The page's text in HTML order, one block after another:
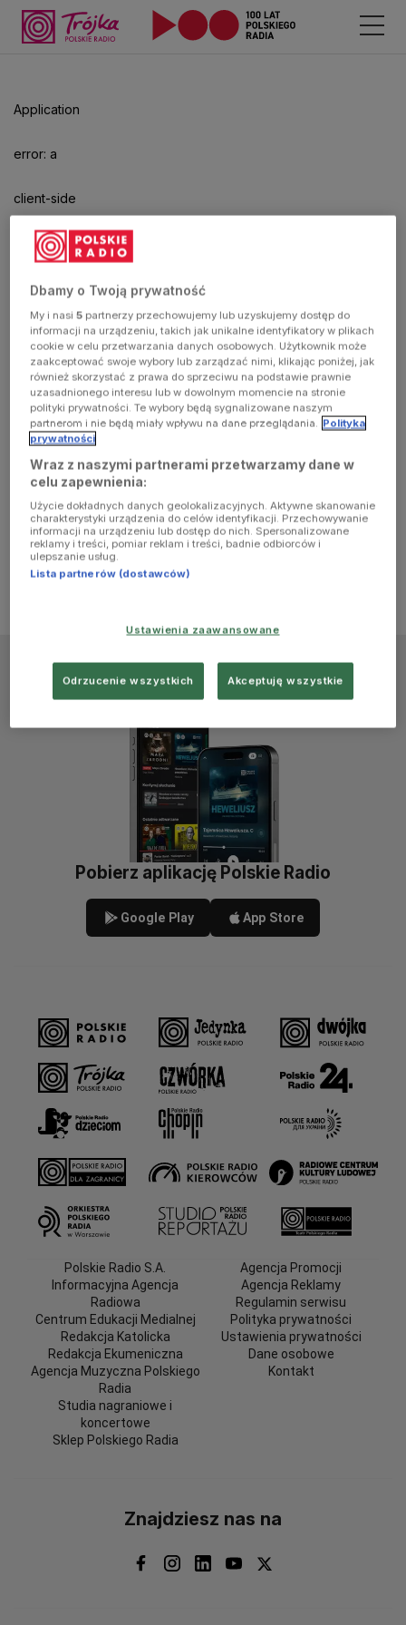
Application
error: a
client-side
exception
has
occurred
(see the
browser
console for
more
information)
aby
odtwarzać.
Pobierz aplikację Polskie Radio
Google Play App Store
Polskie Radio S.A.
Informacyjna Agencja
Radiowa
Centrum Edukacji Medialnej
Redakcja Katolicka
Redakcja Ekumeniczna
Agencja Muzyczna Polskiego
Radia
Studia nagraniowe i
koncertowe
Sklep Polskiego Radia
Agencja Promocji
Agencja Reklamy
Regulamin serwisu
Polityka prywatności
Ustawienia prywatności
Dane osobowe
Kontakt
Znajdziesz nas na
Dbamy o Twoją prywatność
My i nasi5 partnerzy przechowujemy lub uzyskujemy dostęp do
informacji na urządzeniu, takich jak unikalne identyfikatory w plikach
cookie w celu przetwarzania danych osobowych. Użytkownik może
zaakceptować swoje wybory lub zarządzać nimi, klikając poniżej, jak
również skorzystać z prawa do sprzeciwu na podstawie prawnie
uzasadnionego interesu lub w dowolnym momencie na stronie
polityki prywatności. Te wybory będą sygnalizowane naszym
partnerom i nie będą miały wpływu na dane przeglądania. Polityka
prywatności
Wraz z naszymi partnerami przetwarzamy dane w
celu zapewnienia:
Użycie dokładnych danych geolokalizacyjnych. Aktywne skanowanie
charakterystyki urządzenia do celów identyfikacji. Przechowywanie
informacji na urządzeniu lub dostęp do nich. Spersonalizowane
reklamy i treści, pomiar reklam i treści, badnie odbiorców i
ulepszanie usług.
Lista partnerów (dostawców)
Ustawienia zaawansowane
Odrzucenie wszystkich Akceptuję wszystkie